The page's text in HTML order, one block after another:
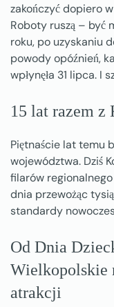
zakończyć dopiero
Roboty ruszą – być
roku, po uzyskaniu
powody opóźnień,
wpłynęła 31 lipca. I
15 lat razem
Piętnaście lat temu
województwa. Dziś
filarów
dnia przewożąc
standardy
Od Dnia
Wielkopolskie
atrakcji